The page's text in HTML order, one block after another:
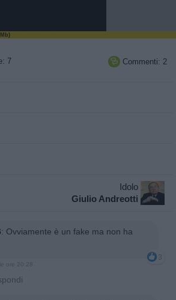
7  Commenti: 2
Idolo
Giulio Andreotti
: Ovviamente è un fake ma non ha
3